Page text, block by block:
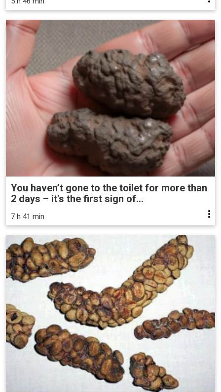
You haven’t gone to the toilet for more than
2 days – it's the first sign of...
7 h 41 min